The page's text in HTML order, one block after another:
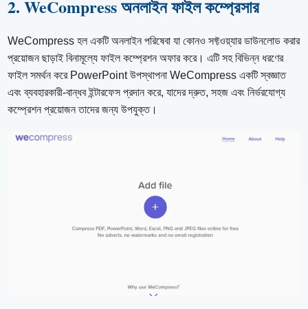
2. WeCompress অনলাইন ফাইল কম্প্রেসার
WeCompress হল একটি অনলাইন পরিষেবা যা কোনও সফ্টওয়্যার ডাউনলোড করার
প্রয়োজন ছাড়াই বিনামূল্যে ফাইল কম্প্রেশন অফার করে। এটি সহ বিভিন্ন ধরণের
ফাইল সমর্থন করে PowerPoint উপস্থাপনা WeCompress একটি স্বজ্ঞাত
এবং ব্যবহারকারী-বান্ধব ইন্টারফেস প্রদান করে, যাদের দ্রুত, সহজ এবং নির্ভরযোগ্য
কম্প্রেশন প্রয়োজন তাদের জন্য উপযুক্ত।